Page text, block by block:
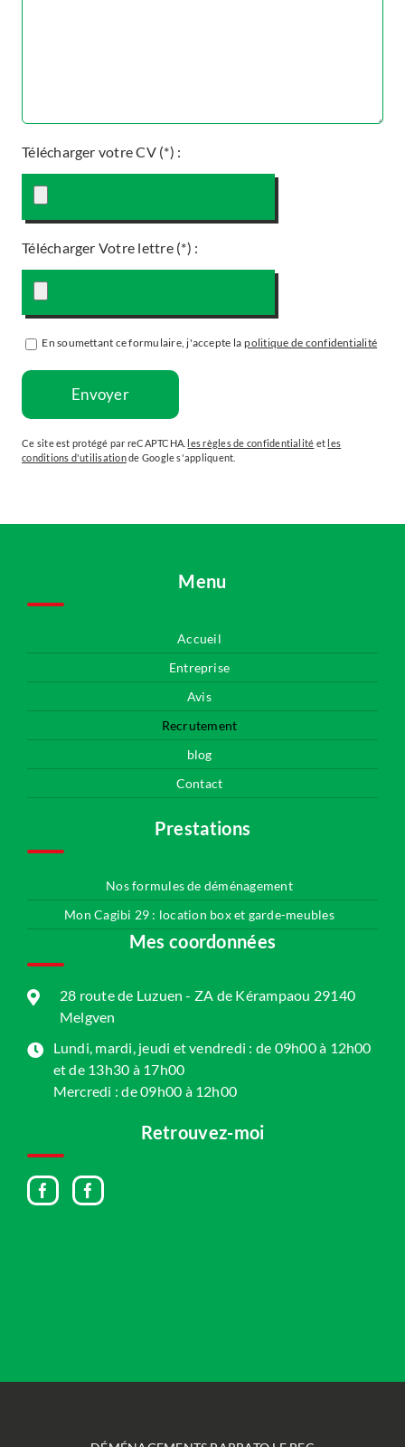
Télécharger votre CV (*) :
Télécharger Votre lettre (*) :
En soumettant ce formulaire, j'accepte la politique de confidentialité
Ce site est protégé par reCAPTCHA. les règles de confidentialité et les
conditions d'utilisationde Google s'appliquent.
Menu
Accueil
Entreprise
Avis
Recrutement
blog
Contact
Prestations
Nos formules de déménagement
Mon Cagibi 29 : location box et garde-meubles
Mes coordonnées
28 route de Luzuen - ZA de Kérampaou 29140
Melgven
Lundi, mardi, jeudi et vendredi : de 09h00 à 12h00
et de 13h30 à 17h00
Mercredi : de 09h00 à 12h00
Retrouvez-moi